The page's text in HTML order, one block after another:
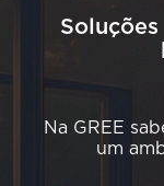
Na GREE
um